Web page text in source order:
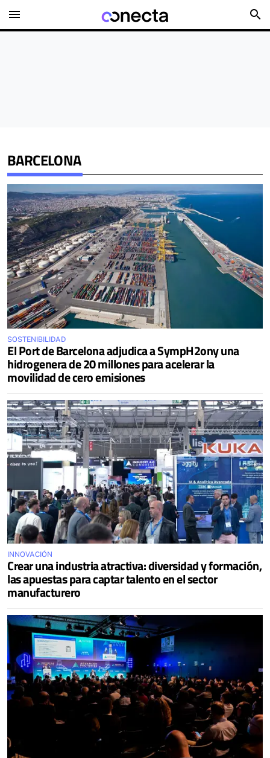
menu search
BARCELONA
SOSTENIBILIDAD
El Port de Barcelona adjudica a SympH2ony una
hidrogenera de 20 millones para acelerar la
movilidad de cero emisiones
INNOVACIÓN
Crear una industria atractiva: diversidad y formación,
las apuestas para captar talento en el sector
manufacturero